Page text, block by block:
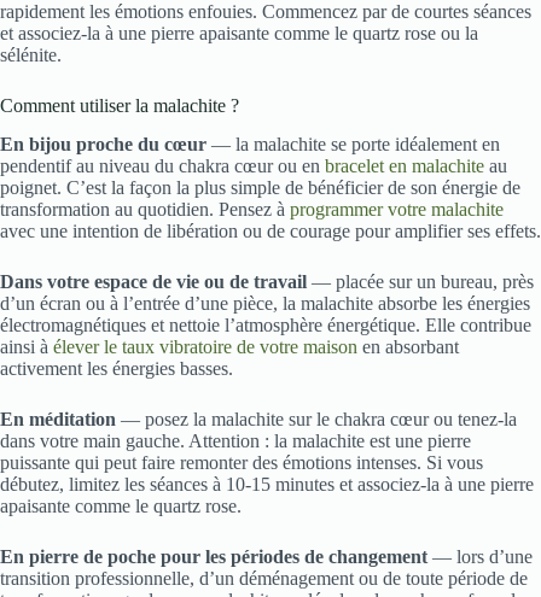
rapidement les émotions enfouies. Commencez par de courtes séances
et associez-la à une pierre apaisante comme le quartz rose ou la
sélénite.
Comment utiliser la malachite ?
En bijou proche du cœur — la malachite se porte idéalement en
pendentif au niveau du chakra cœur ou en bracelet en malachite au
poignet. C’est la façon la plus simple de bénéficier de son énergie de
transformation au quotidien. Pensez à programmer votre malachite
avec une intention de libération ou de courage pour amplifier ses effets.
Dans votre espace de vie ou de travail — placée sur un bureau, près
d’un écran ou à l’entrée d’une pièce, la malachite absorbe les énergies
électromagnétiques et nettoie l’atmosphère énergétique. Elle contribue
ainsi à élever le taux vibratoire de votre maison en absorbant
activement les énergies basses.
En méditation — posez la malachite sur le chakra cœur ou tenez-la
dans votre main gauche. Attention : la malachite est une pierre
puissante qui peut faire remonter des émotions intenses. Si vous
débutez, limitez les séances à 10-15 minutes et associez-la à une pierre
apaisante comme le quartz rose.
En pierre de poche pour les périodes de changement— lors d’une
transition professionnelle, d’un déménagement ou de toute période de